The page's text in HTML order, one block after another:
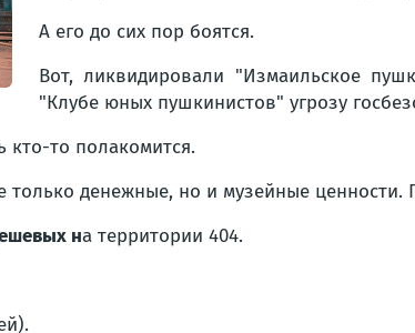
А его до сих пор боятся.
Вот, ликвидировали "Измаильское
"Клубе юных пушкинистов" угрозу
кто-то полакомится.
денежные, но и музейные ценности.
на территории 404.